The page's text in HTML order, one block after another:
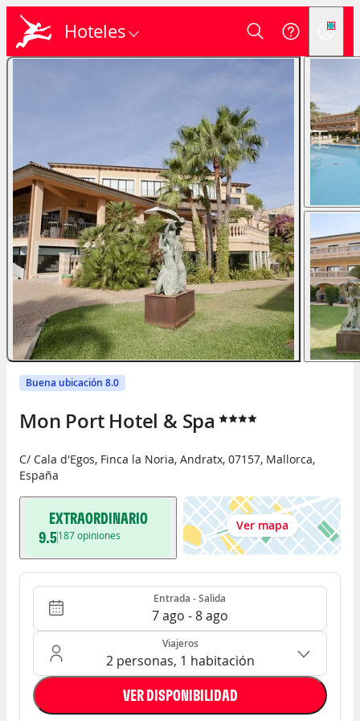
Hoteles
Buena ubicación 8.0
Mon Port Hotel & Spa
C/ Cala d'Egos, Finca la Noria, Andratx, 07157, Mallorca,
España
EXTRAORDINARIO
9.5187opiniones
Ver mapa
Entrada - Salida Entrada - Salida
7 ago - 8 ago
Ocupación: 2 personas, 1 habitación
Viajeros
2 personas, 1 habitación
VER DISPONIBILIDAD